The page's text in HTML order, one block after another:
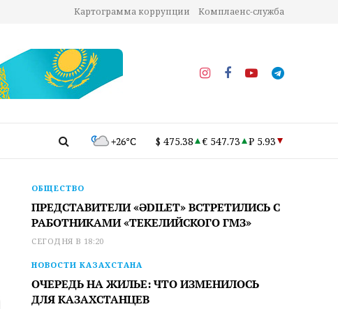
Картограмма коррупции Комплаенс-служба
+26°C $ 475.38 € 547.73 ₽ 5.93
ОБЩЕСТВО
ПРЕДСТАВИТЕЛИ «ӘDILET» ВСТРЕТИЛИСЬ С
РАБОТНИКАМИ «ТЕКЕЛИЙСКОГО ГМЗ»
СЕГОДНЯ В 18:20
НОВОСТИ КАЗАХСТАНА
ОЧЕРЕДЬ НА ЖИЛЬЕ: ЧТО ИЗМЕНИЛОСЬ
ДЛЯ КАЗАХСТАНЦЕВ